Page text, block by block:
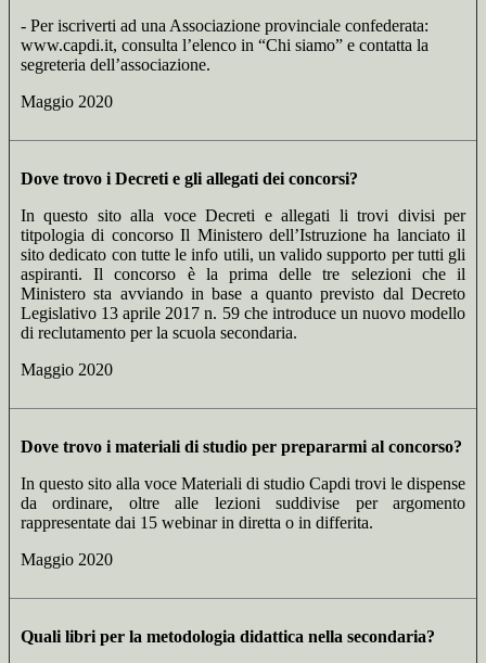
- Per iscriverti ad una Associazione provinciale confederata:
www.capdi.it, consulta l’elenco in “Chi siamo” e contatta la
segreteria dell’associazione.
Maggio 2020
Dove trovo i Decreti e gli allegati dei concorsi?
In questo sito alla voce Decreti e allegati li trovi divisi per
titpologia di concorso Il Ministero dell’Istruzione ha lanciato il
sito dedicato con tutte le info utili, un valido supporto per tutti gli
aspiranti. Il concorso è la prima delle tre selezioni che il
Ministero sta avviando in base a quanto previsto dal Decreto
Legislativo 13 aprile 2017 n. 59 che introduce un nuovo modello
di reclutamento per la scuola secondaria.
Maggio 2020
Dove trovo i materiali di studio per prepararmi al concorso?
In questo sito alla voce Materiali di studio Capdi trovi le dispense
da ordinare, oltre alle lezioni suddivise per argomento
rappresentate dai 15 webinar in diretta o in differita.
Maggio 2020
Quali libri per la metodologia didattica nella secondaria?